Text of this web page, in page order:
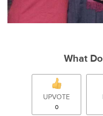
What
UPVOTE
0